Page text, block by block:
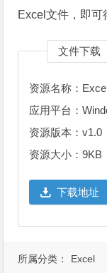
Excel文件，即可
文件下载
资源名称：
应用平台：
资源版本：v1.0
资源大小：9KB
下载地址
所属分类： Excel